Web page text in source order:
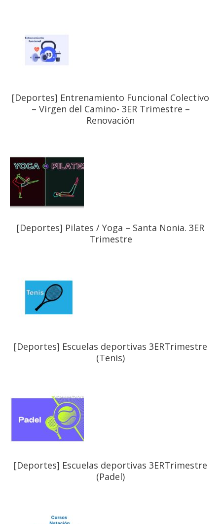
[Deportes] Entrenamiento Funcional Colectivo
– Virgen del Camino- 3ER Trimestre –
Renovación
[Deportes] Pilates / Yoga – Santa Nonia. 3ER
Trimestre
[Deportes] Escuelas deportivas 3ERTrimestre
(Tenis)
[Deportes] Escuelas deportivas 3ERTrimestre
(Padel)